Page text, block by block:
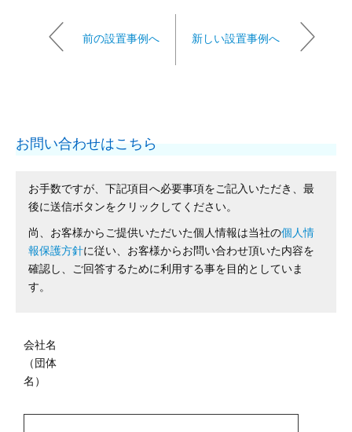
前の設置事例へ 新しい設置事例へ
お問い合わせはこちら
お手数ですが、下記項目へ必要事項をご記入いただき、最
後に送信ボタンをクリックしてください。
尚、お客様からご提供いただいた個人情報は当社の個人情
報保護方針に従い、お客様からお問い合わせ頂いた内容を
確認し、ご回答するために利用する事を目的としていま
す。
会社名
（団体
名）